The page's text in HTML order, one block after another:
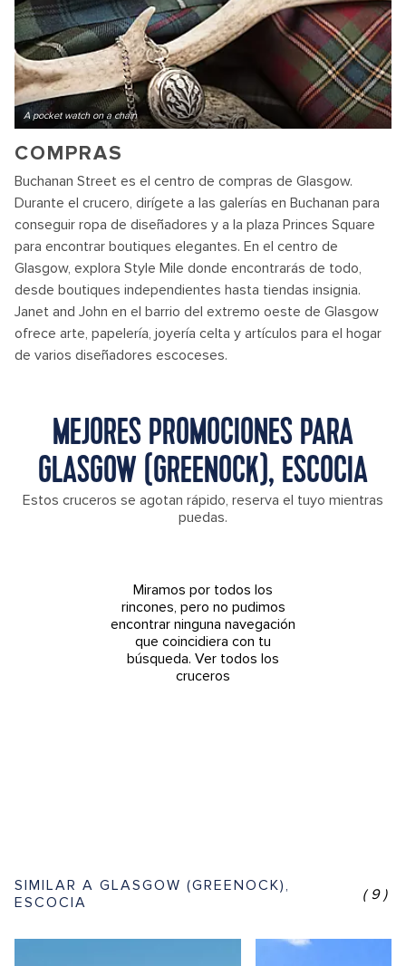
A pocket watch on a chain
COMPRAS
Buchanan Street es el centro de compras de Glasgow.
Durante el crucero, dirígete a las galerías en Buchanan para
conseguir ropa de diseñadores y a la plaza Princes Square
para encontrar boutiques elegantes. En el centro de
Glasgow, explora Style Mile donde encontrarás de todo,
desde boutiques independientes hasta tiendas insignia.
Janet and John en el barrio del extremo oeste de Glasgow
ofrece arte, papelería, joyería celta y artículos para el hogar
de varios diseñadores escoceses.
MEJORES PROMOCIONES PARA
GLASGOW (GREENOCK), ESCOCIA
Estos cruceros se agotan rápido, reserva el tuyo mientras
puedas.
Miramos por todos los
rincones, pero no pudimos
encontrar ninguna navegación
que coincidiera con tu
búsqueda. Ver todos los
cruceros
SIMILAR A GLASGOW (GREENOCK),
ESCOCIA
(9)